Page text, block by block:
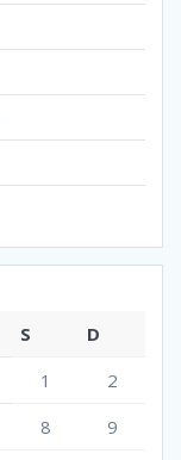
S
D
1
2
8
9